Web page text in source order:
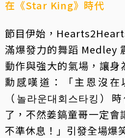
在《Star King》時代
節目伊始，
滿爆發力的舞蹈 Medley
動作與強大的氣場，讓身
勳感嘆道：「主恩沒在
（놀라운대회스타킹）
了，不然姜鎬童哥一定會
不準休息！」引發全場爆